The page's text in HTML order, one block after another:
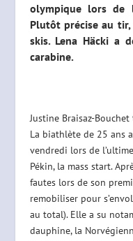
olympique lors de
Plutôt précise au
skis. Lena Häcki a
carabine.
Justine Braisaz-
La biathlète de 25 ans
vendredi lors de
Pékin, la mass start.
fautes lors de son
remobiliser pour
au total). Elle a su
dauphine, la